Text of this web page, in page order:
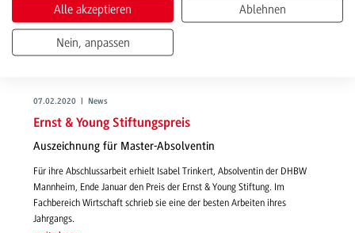
07.02.2020 | News
Ernst & Young Stiftungspreis
Auszeichnung für Master-Absolventin
Für ihre Abschlussarbeit erhielt Isabel Trinkert, Absolventin der DHBW
Mannheim, Ende Januar den Preis der Ernst & Young Stiftung. Im
Fachbereich Wirtschaft schrieb sie eine der besten Arbeiten ihres
Jahrgangs.
Alle akzeptieren Ablehnen
Nein, anpassen